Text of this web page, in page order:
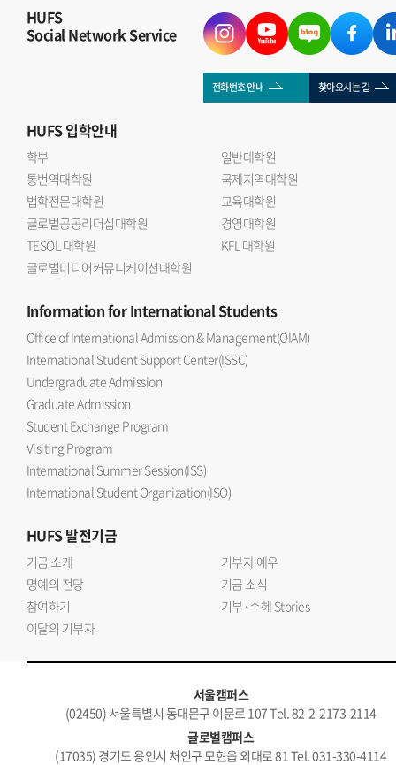
HUFS
Social Network Service
전화번호 안내 찾아오시는 길
HUFS입학안내
학부
일반대학원
통번역대학원
국제지역대학원
법학전문대학원
교육대학원
글로벌공공리더십대학원
경영대학원
TESOL 대학원
KFL 대학원
글로벌미디어커뮤니케이션대학원
Informationfor International Students
Office of International Admission & Management(OIAM)
International Student Support Center(ISSC)
Undergraduate Admission
Graduate Admission
Student Exchange Program
Visiting Program
International Summer Session(ISS)
International Student Organization(ISO)
HUFS발전기금
기금 소개
기부자 예우
명예의 전당
기금 소식
참여하기
기부·수혜 Stories
이달의 기부자
서울캠퍼스
(02450) 서울특별시 동대문구 이문로 107 Tel. 82-2-2173-2114
글로벌캠퍼스
(17035) 경기도 용인시 처인구 모현읍 외대로 81 Tel. 031-330-4114